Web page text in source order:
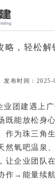
略，轻松解
发布时间：2025-
业团建遇上
既能放松身
作为珠三角
然氧吧温泉
，让企业团队
作→能量续航